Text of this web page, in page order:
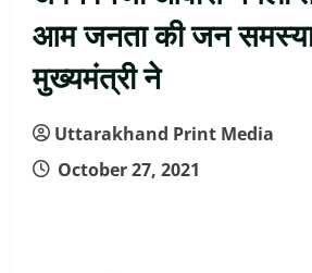
आम जनता की जन
मुख्यमंत्री ने
Uttarakhand Print Media
October 27, 2021